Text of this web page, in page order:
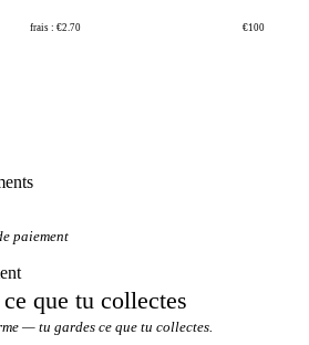
frais : €2.70 €100
paiement
que tu collectes
— tu gardes ce que tu collectes.